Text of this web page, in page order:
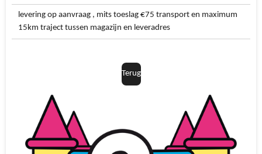
levering op aanvraag , mits toeslag €75 transport en maximum
15km traject tussen magazijn en leveradres
Terug